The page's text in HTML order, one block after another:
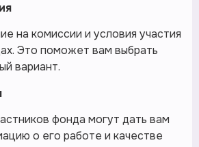
на комиссии и условия участия
Это поможет вам выбрать
вариант.
фонда могут дать вам
о его работе и качестве